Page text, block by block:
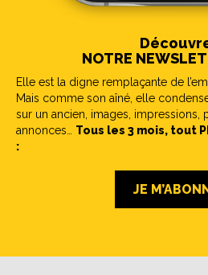
NOTRE
Elle est la digne remplaçante de
Mais comme son aîné, elle
sur un ancien, images, impressions,
annonces… Tous les 3 mois, tout
:
JE